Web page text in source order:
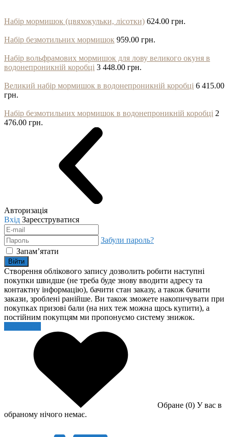
Набір мормишок (цвяхокульки, лісотки) 624.00 грн.
Набір безмотильних мормишок 959.00 грн.
Набір вольфрамових мормишок для лову великого окуня в
водонепроникній коробці 3 448.00 грн.
Великий набір мормишок в водонепроникній коробці 6 415.00
грн.
Набір безмотильних мормишок в водонепроникній коробці 2
476.00 грн.
Авторизація
Вхід Зареєструватися
Забули пароль?
Запам’ятати
Війти
Створення облікового запису дозволить робити наступні
покупки швидше (не треба буде знову вводити адресу та
контактну інформацію), бачити стан заказу, а також бачити
закази, зроблені ранійше. Ви також зможете накопичувати при
покупках призові бали (на них теж можна щось купити), а
постійним покупцям ми пропонуємо систему знижок.
Обране (0) У вас в
обраному нічого немає.